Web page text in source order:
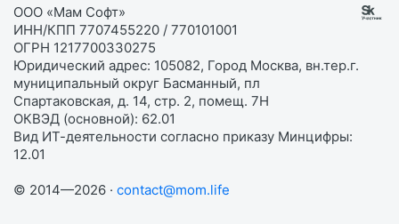
ООО «Мам Софт»
ИНН/КПП 7707455220 / 770101001
ОГРН 1217700330275
Юридический адрес: 105082, Город Москва, вн.тер.г.
муниципальный округ Басманный, пл
Спартаковская, д. 14, стр. 2, помещ. 7Н
ОКВЭД (основной): 62.01
Вид ИТ-деятельности согласно приказу Минцифры:
12.01
© 2014—2026 · contact@mom.life